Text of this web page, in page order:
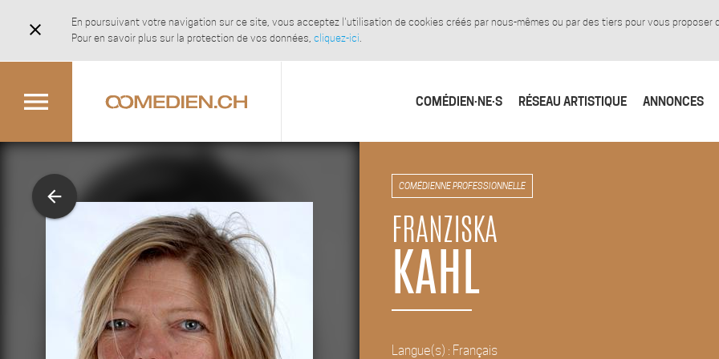
close
En poursuivant votre navigation sur ce site, vous acceptez l'utilisation de cookies créés par nous-mêmes ou par des tiers pour vous proposer
Pour en savoir plus sur la protection de vos données, cliquez-ici.
menu COMÉDIEN·NE·S RÉSEAU ARTISTIQUE ANNONCES
arrow_back COMÉDIENNE PROFESSIONNELLE
FRANZISKA
KAHL
Langue(s) : Français